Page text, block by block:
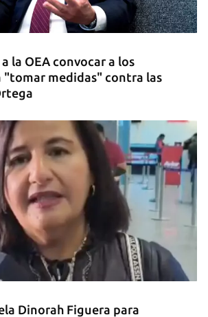
la OEA convocar a los
"tomar medidas" contra las
Dinorah Figuera para